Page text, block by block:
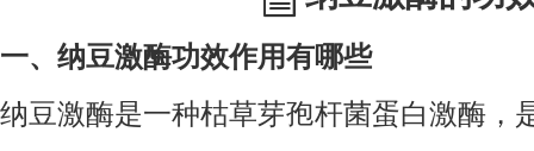
一、纳豆激酶功效作用有哪些
纳豆激酶是一种枯草芽孢杆菌蛋白激酶，